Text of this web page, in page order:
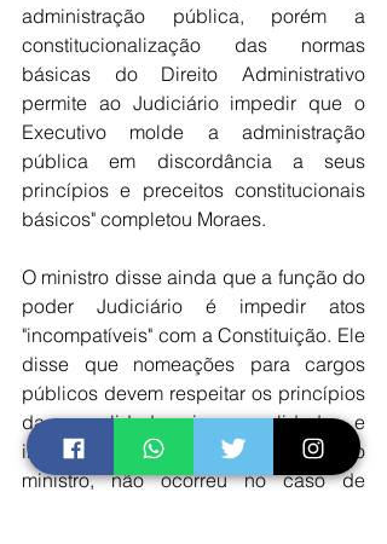
administração pública, porém a
constitucionalização das normas
básicas do Direito Administrativo
permite ao Judiciário impedir que o
Executivo molde a administração
pública em discordância a seus
princípios e preceitos constitucionais
básicos" completou Moraes.
O ministro disse ainda que a função do
poder Judiciário é impedir atos
"incompatíveis" com a Constituição. Ele
disse que nomeações para cargos
públicos devem respeitar os princípios
da moralidade, impessoalidade e
interesse público, o que, segundo o
ministro, não ocorreu no caso de